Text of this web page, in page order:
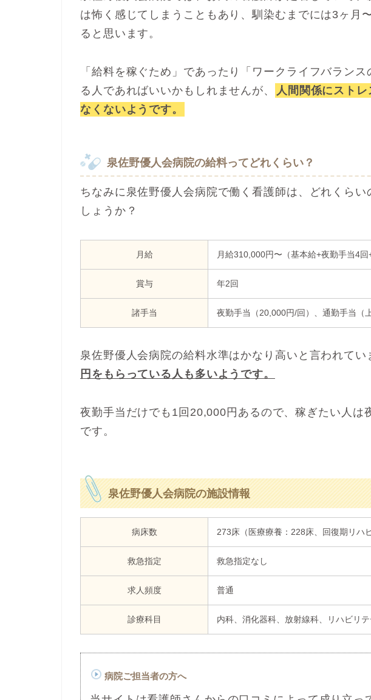
は怖く感じてしまうこともあり、馴染むまでには3ヶ月
ると思います。
「給料を稼ぐため」であったり「ワークライフバラン
る人であればいいかもしれませんが、
人間関係にスト
なくないようです。
泉佐野優人会病院の給料ってどれくらい？
ちなみに泉佐野優人会病院で働く看護師は、どれくら
しょうか？
月給 月給310,000円〜（基本給+夜勤手当4回
賞与 年2回
諸手当 夜勤手当（20,000円/回）、通勤手当（
泉佐野優人会病院の給料水準はかなり高いと言われてい
円をもらっている人も多いようです。
夜勤手当だけでも1回20,000円あるので、稼ぎたい人は
です。
泉佐野優人会病院の施設情報
病床数 273床（医療療養：228床、回復期リハ
救急指定 救急指定なし
求人頻度 普通
診療科目 内科、消化器科、放射線科、リハビリ
病院ご担当者の方へ